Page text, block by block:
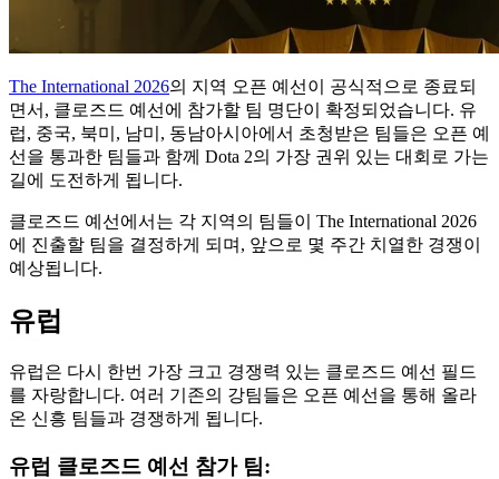
The International 2026의 지역 오픈 예선이 공식적으로 종료되
면서, 클로즈드 예선에 참가할 팀 명단이 확정되었습니다. 유
럽, 중국, 북미, 남미, 동남아시아에서 초청받은 팀들은 오픈 예
선을 통과한 팀들과 함께 Dota 2의 가장 권위 있는 대회로 가는
길에 도전하게 됩니다.
클로즈드 예선에서는 각 지역의 팀들이 The International 2026
에 진출할 팀을 결정하게 되며, 앞으로 몇 주간 치열한 경쟁이
예상됩니다.
유럽
유럽은 다시 한번 가장 크고 경쟁력 있는 클로즈드 예선 필드
를 자랑합니다. 여러 기존의 강팀들은 오픈 예선을 통해 올라
온 신흥 팀들과 경쟁하게 됩니다.
유럽 클로즈드 예선 참가 팀: